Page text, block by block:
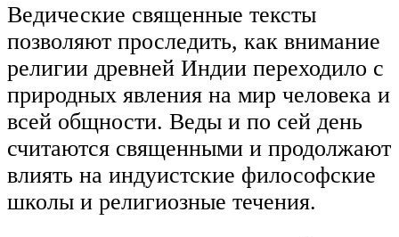
Ведические священные тексты
позволяют проследить, как внимание
религии древней Индии переходило с
природных явления на мир человека и
всей общности. Веды и по сей день
считаются священными и продолжают
влиять на индуистские философские
школы и религиозные течения.